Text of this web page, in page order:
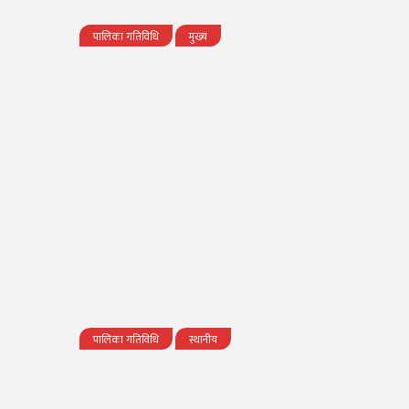
पालिका गतिविधि मुख्य
पालिका गतिविधि स्थानीय